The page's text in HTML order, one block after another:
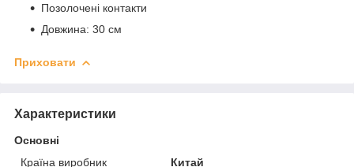
Позолочені контакти
Довжина: 30 см
Приховати
Характеристики
Основні
Країна виробник
Китай